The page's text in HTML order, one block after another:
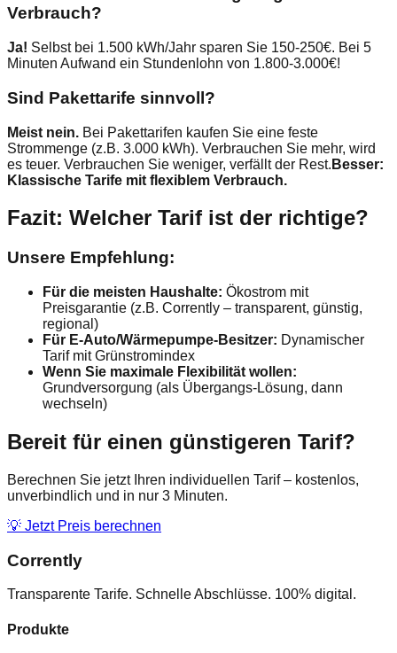
Verbrauch?
Ja! Selbst bei 1.500 kWh/Jahr sparen Sie 150-250€. Bei 5
Minuten Aufwand ein Stundenlohn von 1.800-3.000€!
Sind Pakettarife sinnvoll?
Meist nein. Bei Pakettarifen kaufen Sie eine feste
Strommenge (z.B. 3.000 kWh). Verbrauchen Sie mehr, wird
es teuer. Verbrauchen Sie weniger, verfällt der Rest. Besser:
Klassische Tarife mit flexiblem Verbrauch.
Fazit: Welcher Tarif ist der richtige?
Unsere Empfehlung:
Für die meisten Haushalte: Ökostrom mit
Preisgarantie (z.B. Corrently – transparent, günstig,
regional)
Für E-Auto/Wärmepumpe-Besitzer: Dynamischer
Tarif mit Grünstromindex
Wenn Sie maximale Flexibilität wollen:
Grundversorgung (als Übergangs-Lösung, dann
wechseln)
Bereit für einen günstigeren Tarif?
Berechnen Sie jetzt Ihren individuellen Tarif – kostenlos,
unverbindlich und in nur 3 Minuten.
💡 Jetzt Preis berechnen
Corrently
Transparente Tarife. Schnelle Abschlüsse. 100% digital.
Produkte